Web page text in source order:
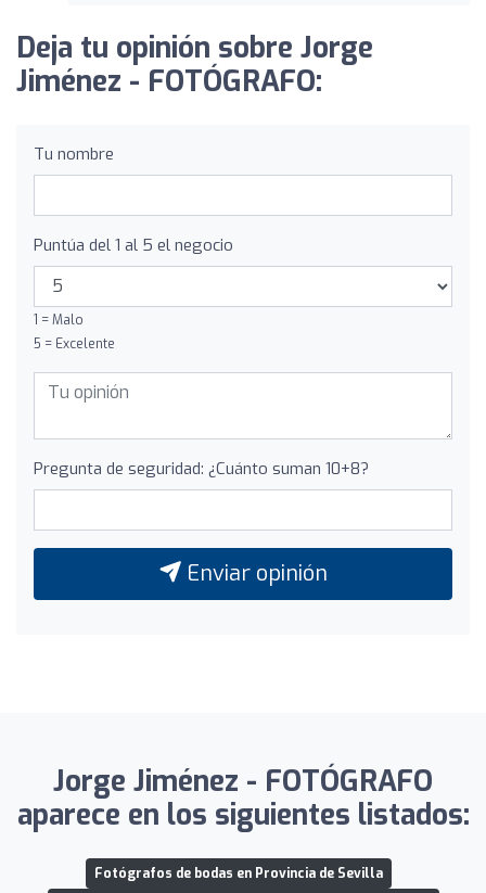
Deja tu opinión sobre Jorge
Jiménez - FOTÓGRAFO:
Tu nombre
Puntúa del 1 al 5 el negocio
1 = Malo
5 = Excelente
Pregunta de seguridad: ¿Cuánto suman 10+8?
Enviar opinión
Jorge Jiménez - FOTÓGRAFO
aparece en los siguientes listados:
Fotógrafos de bodas en Provincia de Sevilla